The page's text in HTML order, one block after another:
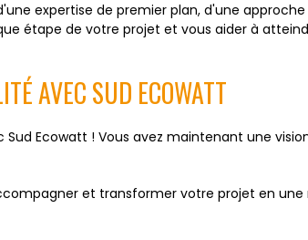
expertise de premier plan, d'une
étape de votre projet et vous aider à
AVEC SUD ECOWATT
Ecowatt ! Vous avez maintenant une
et transformer votre projet en